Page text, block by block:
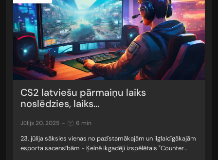
CS2 latviešu pārmaiņu laiks
noslēdzies, laiks...
jūlijs 20, 2025 - 6 min
23. jūlija sāksies vienas no pazīstamākajām un ilglaicīgākajām
esporta sacensībām - Ķelnē ikgadēji izspēlētais "Counter…